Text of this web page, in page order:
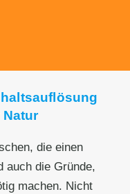
die einen
auch die Gründe,
machen. Nicht